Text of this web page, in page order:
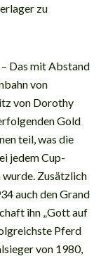
zu
– Das mit Abstand
von
von Dorothy
Gold
teil, was die
jedem Cup-
wurde. Zusätzlich
auch den Grand
ihn „Gott auf
Pferd
von 1980,